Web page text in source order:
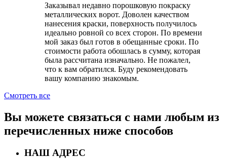
Заказывал недавно порошковую покраску
металлических ворот. Доволен качеством
нанесения краски, поверхность получилось
идеально ровной со всех сторон. По времени
мой заказ был готов в обещанные сроки. По
стоимости работа обошлась в сумму, которая
была рассчитана изначально. Не пожалел,
что к вам обратился. Буду рекомендовать
вашу компанию знакомым.
Смотреть все
Вы можете связаться с нами любым из
перечисленных ниже способов
НАШ АДРЕС